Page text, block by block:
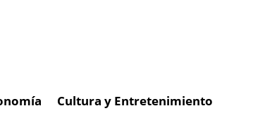
Cultura y Entretenimiento